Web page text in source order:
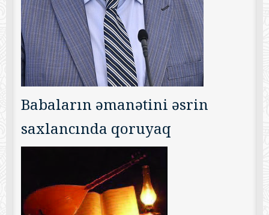
Babaların əmanətini əsrin
saxlancında qoruyaq